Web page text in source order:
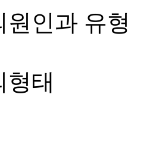
원인과 유형
형태